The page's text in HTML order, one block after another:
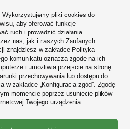
ceny brutto (z VAT).
Wykorzystujemy pliki cookies do
aby oferować funkcje
ruch i prowadzić działania
nas, jak i naszych Zaufanych
znajdziesz w zakładce Polityka
komunikatu oznacza zgodę na ich
i umożliwia przejście na stronę
przechowywania lub dostępu do
w zakładce „Konfiguracja zgód”. Zgodę
momencie poprzez usunięcie plików
Twojego urządzenia.